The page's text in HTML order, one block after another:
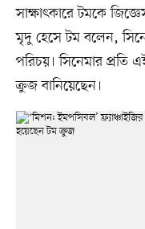
সাক্ষাৎকারে টমকে
মৃদু হেসে টম বলেন,
পরিচয়। সিনেমার প্রতি
ক্রুজ বানিয়েছেন।